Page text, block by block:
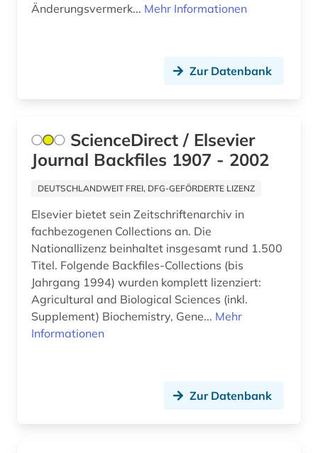
Änderungsvermerk... Mehr Informationen
Zur Datenbank
ScienceDirect / Elsevier
Journal Backfiles 1907 - 2002
DEUTSCHLANDWEIT FREI, DFG-GEFÖRDERTE LIZENZ
Elsevier bietet sein Zeitschriftenarchiv in
fachbezogenen Collections an. Die
Nationallizenz beinhaltet insgesamt rund 1.500
Titel. Folgende Backfiles-Collections (bis
Jahrgang 1994) wurden komplett lizenziert:
Agricultural and Biological Sciences (inkl.
Supplement) Biochemistry, Gene... Mehr
Informationen
Zur Datenbank